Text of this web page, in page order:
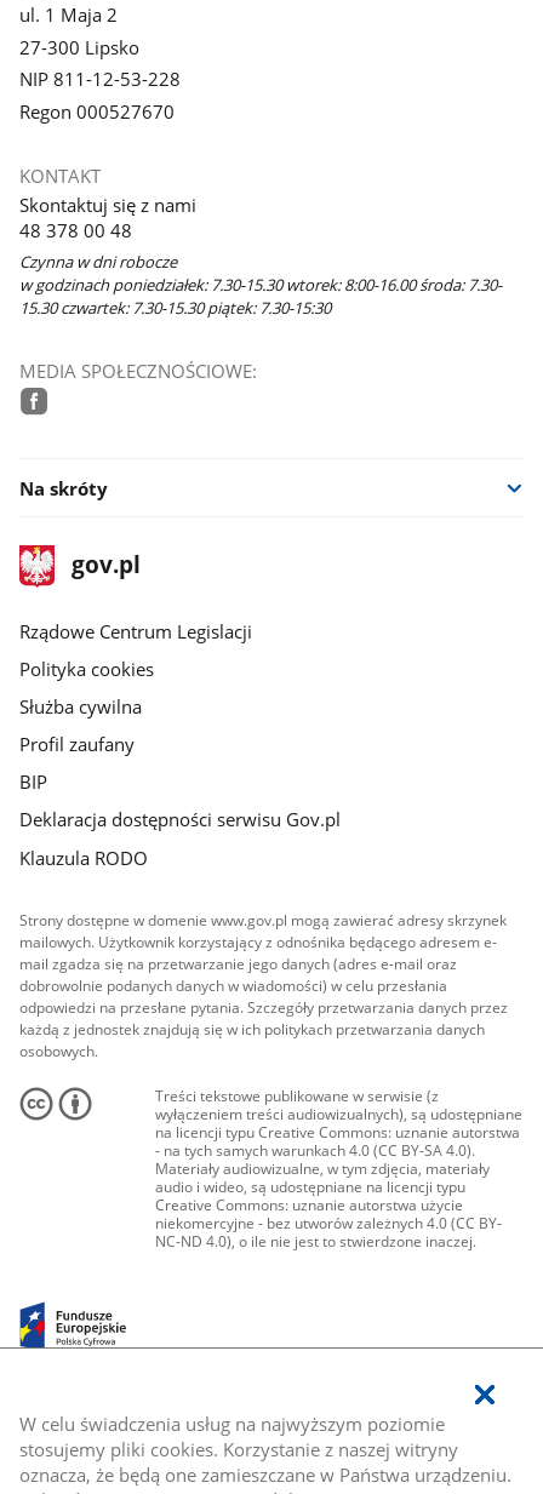
W celu świadczenia usług na najwyższym poziomie
stosujemy pliki cookies. Korzystanie z naszej witryny
oznacza, że będą one zamieszczane w Państwa urządzeniu.
ul. 1 Maja 2
27-300 Lipsko
NIP 811-12-53-228
Regon 000527670
KONTAKT
Skontaktuj się z nami
48 378 00 48
Czynna w dni robocze
w godzinach poniedziałek: 7.30-15.30 wtorek: 8:00-16.00 środa: 7.30-
15.30 czwartek: 7.30-15.30 piątek: 7.30-15:30
MEDIA SPOŁECZNOŚCIOWE:
Na skróty
stopka
gov.plStrona
gov.pl
Rządowe Centrum Legislacji
Polityka cookies
Służba cywilna
Profil zaufany
BIP
Deklaracja dostępności serwisu Gov.pl
Klauzula RODO
Strony dostępne w domenie www.gov.pl mogą zawierać adresy skrzynek
mailowych. Użytkownik korzystający z odnośnika będącego adresem e-
mail zgadza się na przetwarzanie jego danych (adres e-mail oraz
dobrowolnie podanych danych w wiadomości) w celu przesłania
odpowiedzi na przesłane pytania. Szczegóły przetwarzania danych przez
każdą z jednostek znajdują się w ich politykach przetwarzania danych
osobowych.
Treści tekstowe publikowane w serwisie (z
wyłączeniem treści audiowizualnych), są udostępniane
na licencji typu Creative Commons: uznanie autorstwa
- na tych samych warunkach 4.0 (CC BY-SA 4.0).
Materiały audiowizualne, w tym zdjęcia, materiały
audio i wideo, są udostępniane na licencji typu
Creative Commons: uznanie autorstwa użycie
niekomercyjne - bez utworów zależnych 4.0 (CC BY-
NC-ND 4.0), o ile nie jest to stwierdzone inaczej.